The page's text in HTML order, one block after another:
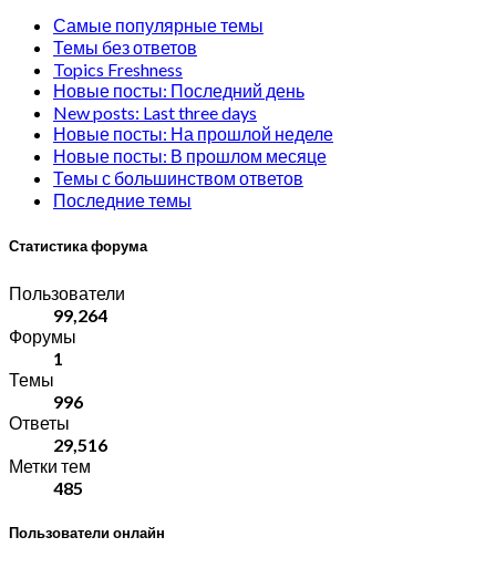
Самые популярные темы
Темы без ответов
Topics Freshness
Новые посты: Последний день
New posts: Last three days
Новые посты: На прошлой неделе
Новые посты: В прошлом месяце
Темы с большинством ответов
Последние темы
Статистика форума
Пользователи
99,264
Форумы
1
Темы
996
Ответы
29,516
Метки тем
485
Пользователи онлайн